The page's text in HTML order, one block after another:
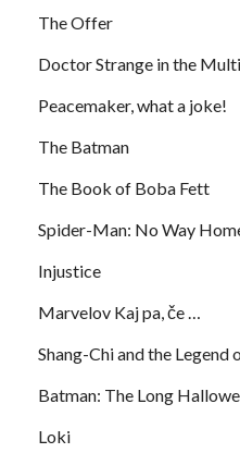
The Offer
Doctor Strange in the
Peacemaker, what a joke!
The Batman
The Book of Boba Fett
Spider-Man: No Way
Injustice
Marvelov Kaj pa, če …
Shang-Chi and the Legend
Batman: The Long
Loki